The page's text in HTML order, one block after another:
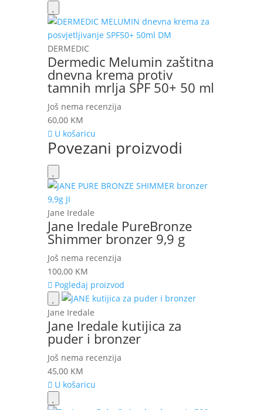
35,00 KM.
DERMEDIC
Dermedic Melumin zaštitna
dnevna krema protiv
tamnih mrlja SPF 50+ 50 ml
Još nema recenzija
60,00 KM
U košaricu
Povezani proizvodi
Jane Iredale
Jane Iredale PureBronze
Shimmer bronzer 9,9 g
Još nema recenzija
100,00 KM
Pogledaj proizvod
Jane Iredale
Jane Iredale kutijica za
puder i bronzer
Još nema recenzija
45,00 KM
U košaricu